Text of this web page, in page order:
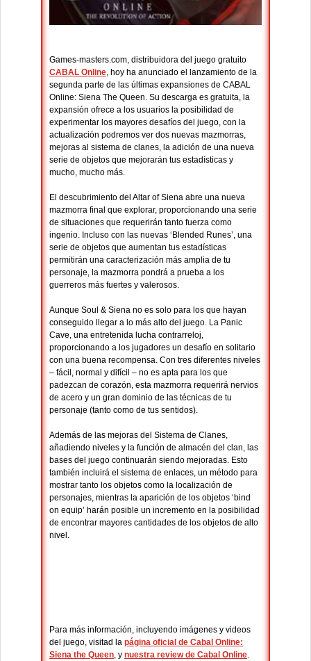
Games-masters.com, distribuidora del juego gratuito
CABAL Online, hoy ha anunciado el lanzamiento de la
segunda parte de las últimas expansiones de CABAL
Online: Siena The Queen. Su descarga es gratuita, la
expansión ofrece a los usuarios la posibilidad de
experimentar los mayores desafíos del juego, con la
actualización podremos ver dos nuevas mazmorras,
mejoras al sistema de clanes, la adición de una nueva
serie de objetos que mejorarán tus estadísticas y
mucho, mucho más.
El descubrimiento del Altar of Siena abre una nueva
mazmorra final que explorar, proporcionando una serie
de situaciones que requerirán tanto fuerza como
ingenio. Incluso con las nuevas ‘Blended Runes’, una
serie de objetos que aumentan tus estadísticas
permitirán una caracterización más amplia de tu
personaje, la mazmorra pondrá a prueba a los
guerreros más fuertes y valerosos.
Aunque Soul & Siena no es solo para los que hayan
conseguido llegar a lo más alto del juego. La Panic
Cave, una entretenida lucha contrarreloj,
proporcionando a los jugadores un desafío en solitario
con una buena recompensa. Con tres diferentes niveles
– fácil, normal y difícil – no es apta para los que
padezcan de corazón, esta mazmorra requerirá nervios
de acero y un gran dominio de las técnicas de tu
personaje (tanto como de tus sentidos).
Además de las mejoras del Sistema de Clanes,
añadiendo niveles y la función de almacén del clan, las
bases del juego continuarán siendo mejoradas. Esto
también incluirá el sistema de enlaces, un método para
mostrar tanto los objetos como la localización de
personajes, mientras la aparición de los objetos ‘bind
on equip’ harán posible un incremento en la posibilidad
de encontrar mayores cantidades de los objetos de alto
nivel.
Para más información, incluyendo imágenes y videos
del juego, visitad la página oficial de Cabal Online:
Siena the Queen, y nuestra review de Cabal Online.